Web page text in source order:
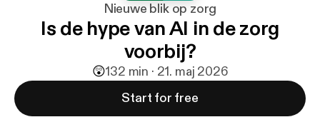
Nieuwe blik op zorg
Is de hype van AI in de zorg
voorbij?
😲132 min · 21. maj 2026
Start for free